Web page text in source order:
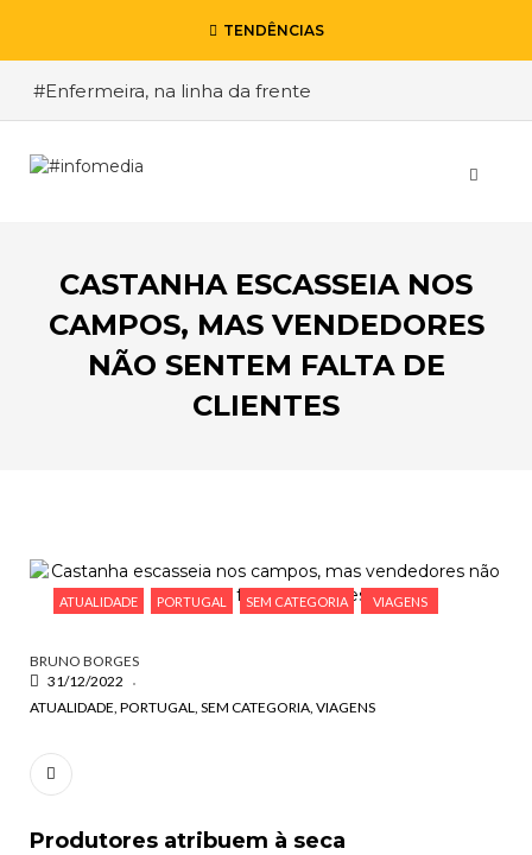
TENDÊNCIAS
#Enfermeira, na linha da frente
#Viver a Covid entre Itália e o Brasil
#O relato de um motorista de pesados, a história
de quem anda cá e lá
CASTANHA ESCASSEIA NOS
CAMPOS, MAS VENDEDORES
NÃO SENTEM FALTA DE
CLIENTES
ESCREVA O QUE PROCURA E PRIMA ENTER
ATUALIDADE PORTUGAL SEM CATEGORIA VIAGENS
BRUNO BORGES
31/12/2022
ATUALIDADE PORTUGAL SEM CATEGORIA VIAGENS
Produtores atribuem à seca